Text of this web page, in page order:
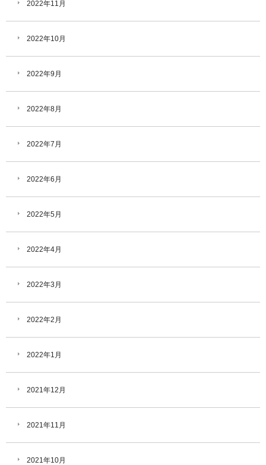
2022年11月
2022年10月
2022年9月
2022年8月
2022年7月
2022年6月
2022年5月
2022年4月
2022年3月
2022年2月
2022年1月
2021年12月
2021年11月
2021年10月